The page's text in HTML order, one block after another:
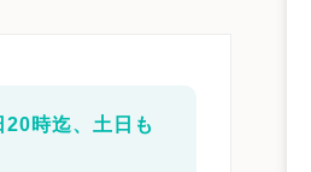
時迄、土日も